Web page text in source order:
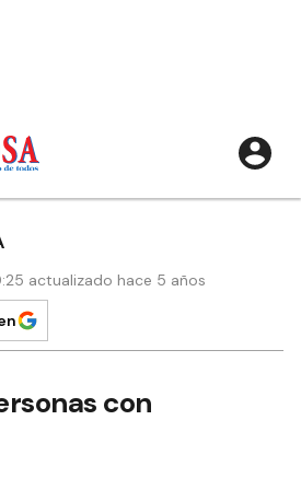
actualizado hace 5 años
con